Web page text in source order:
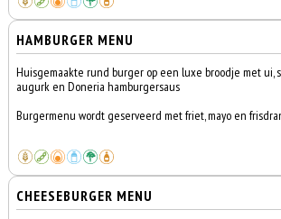
HAMBURGER MENU
Huisgemaakte rund burger op een luxe broodje met ui,
augurk en Doneria hamburgersaus
Burgermenu wordt geserveerd met friet, mayo en
CHEESEBURGER MENU